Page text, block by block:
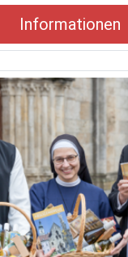
Informationen